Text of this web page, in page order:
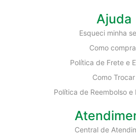
Ajuda
Esqueci minha
Como
Política de Frete e
Como Trocar
Política de Reembolso e
Central de